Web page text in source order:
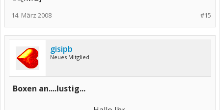
#15
14. März 2008
gisipb
Neues Mitglied
Boxen an....lustig...